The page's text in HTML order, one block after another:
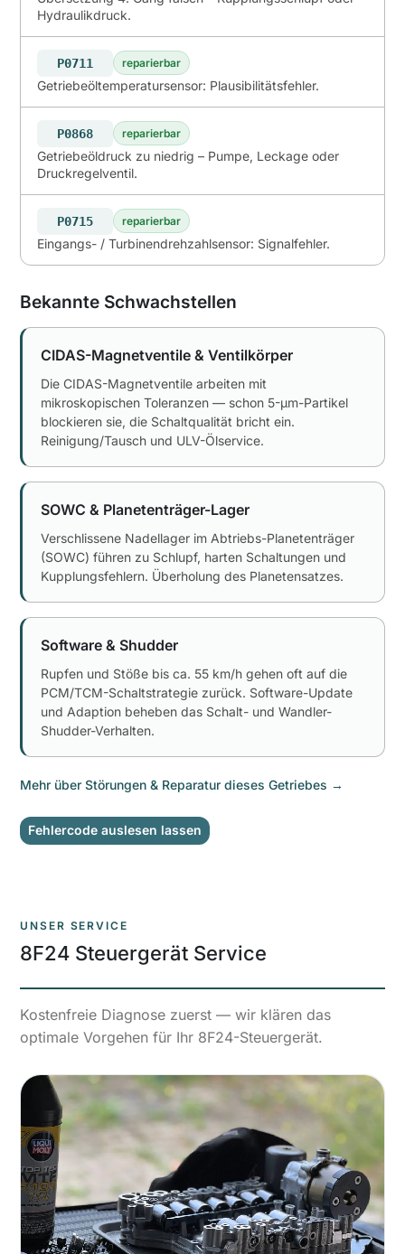
Hydraulikdruck.
P0711
Getriebeöltemperatursensor: Plausibilitätsfehler.
reparierbar
P0868
Getriebeöldruck zu niedrig – Pumpe, Leckage oder
Druckregelventil.
reparierbar
P0715
Eingangs- / Turbinendrehzahlsensor: Signalfehler.
reparierbar
Bekannte Schwachstellen
CIDAS-Magnetventile & Ventilkörper
Die CIDAS-Magnetventile arbeiten mit
mikroskopischen Toleranzen — schon 5-µm-Partikel
blockieren sie, die Schaltqualität bricht ein.
Reinigung/Tausch und ULV-Ölservice.
SOWC & Planetenträger-Lager
Verschlissene Nadellager im Abtriebs-Planetenträger
(SOWC) führen zu Schlupf, harten Schaltungen und
Kupplungsfehlern. Überholung des Planetensatzes.
Software & Shudder
Rupfen und Stöße bis ca. 55 km/h gehen oft auf die
PCM/TCM-Schaltstrategie zurück. Software-Update
und Adaption beheben das Schalt- und Wandler-
Shudder-Verhalten.
Mehr über Störungen & Reparatur dieses Getriebes →
Fehlercode auslesen lassen
UNSER SERVICE
8F24 Steuergerät Service
Kostenfreie Diagnose zuerst — wir klären das
optimale Vorgehen für Ihr 8F24-Steuergerät.